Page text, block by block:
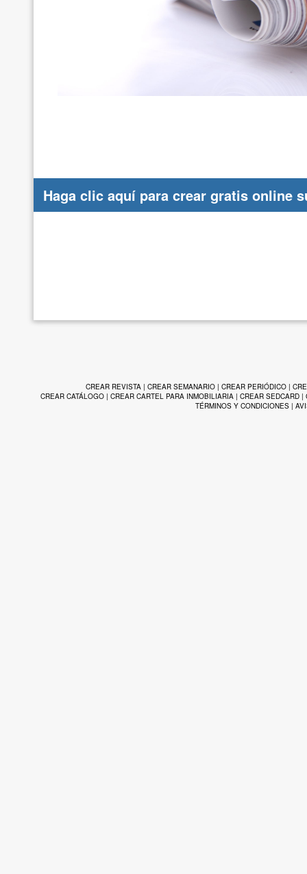
Haga clic aquí para crear gratis online
CREAR REVISTA | CREAR SEMANARIO | CREAR PERIÓDICO |
CREAR CATÁLOGO | CREAR CARTEL PARA INMOBILIARIA | CREAR SEDCARD |
TÉRMINOS Y CONDICIONES |